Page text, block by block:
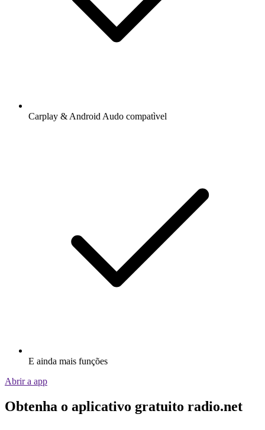
Carplay & Android Audo compatìvel
E ainda mais funções
Abrir a app
Obtenha o aplicativo gratuito radio.net